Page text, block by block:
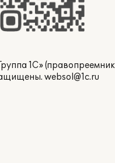
1С»
websol@1c.ru